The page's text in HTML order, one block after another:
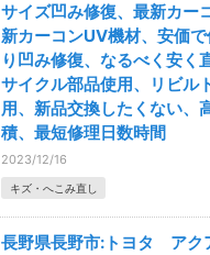
サイズ凹み修復、最新カー
新カーコンUV機材、安価
り凹み修復、なるべく安く
サイクル部品使用、リビル
用、新品交換したくない、
積、最短修理日数時間
2023/12/16
キズ・へこみ直し
長野県長野市:トヨタ アク